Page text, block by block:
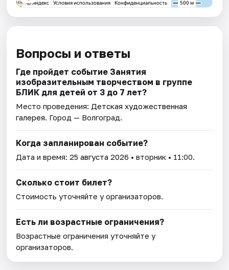
Вопросы и ответы
Где пройдет событие Занятия
изобразительным творчеством в группе
БЛИК для детей от 3 до 7 лет?
Место проведения: Детская художественная
галерея. Город — Волгоград.
Когда запланирован событие?
Дата и время:25 августа 2026 • вторник • 11:00.
Сколько стоит билет?
Стоимость уточняйте у организаторов.
Есть ли возрастные ограничения?
Возрастные ограничения уточняйте у
организаторов.